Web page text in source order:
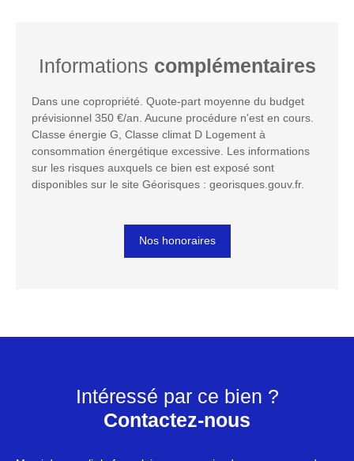
Informations complémentaires
Dans une copropriété. Quote-part moyenne du budget
prévisionnel 350 €/an. Aucune procédure n'est en cours.
Classe énergie G, Classe climat D Logement à
consommation énergétique excessive. Les informations
sur les risques auxquels ce bien est exposé sont
disponibles sur le site Géorisques : georisques.gouv.fr.
Nos honoraires
Intéressé par ce bien ?
Contactez-nous